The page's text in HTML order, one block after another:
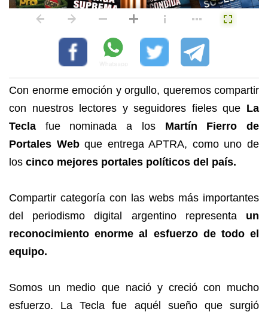
Con enorme emoción y orgullo, queremos compartir
con nuestros lectores y seguidores fieles que La
Tecla fue nominada a los Martín Fierro de
Portales Webque entrega APTRA, como uno de
los cinco mejores portales políticos del país.
Compartir categoría con las webs más importantes
del periodismo digital argentino representa un
reconocimiento enorme al esfuerzo de todo el
equipo.
Somos un medio que nació y creció con mucho
esfuerzo. La Tecla fue aquél sueño que surgió